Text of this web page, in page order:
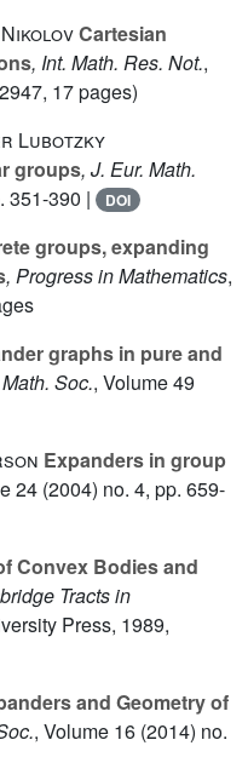
Cartesian
, Int. Math. Res. Not.,
17 pages)
Lubotzky
groups, J. Eur. Math.
351-390 | DOI
groups, expanding
, Progress in Mathematics,
graphs in pure and
Soc., Volume 49
Expanders in group
24 (2004) no. 4, pp. 659-
Convex Bodies and
Tracts in
Press, 1989,
and Geometry of
, Volume 16 (2014) no.